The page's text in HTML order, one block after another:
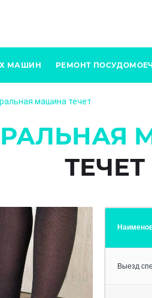
МАШИН РЕМОНТ
машина течет
ТЕЧЕТ
Выезд